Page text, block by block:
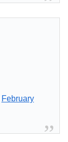
February